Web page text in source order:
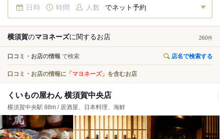
日時 時間 人数 でネット予約
横須賀のマヨネーズに関するお店 260件
口コミ・お店の情報 で検索 店名で検索する
口コミ・お店の情報に 「マヨネーズ」 を含むお店
くいもの屋わん 横須賀中央店
横須賀中央駅 88m / 居酒屋、日本料理、海鮮